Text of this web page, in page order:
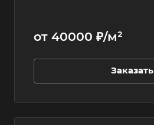
от 40000 ₽/м²
Заказать